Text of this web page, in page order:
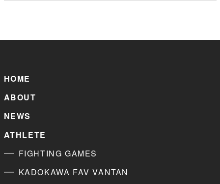
HOME
ABOUT
NEWS
ATHLETE
FIGHTING GAMES
KADOKAWA FAV VANTAN